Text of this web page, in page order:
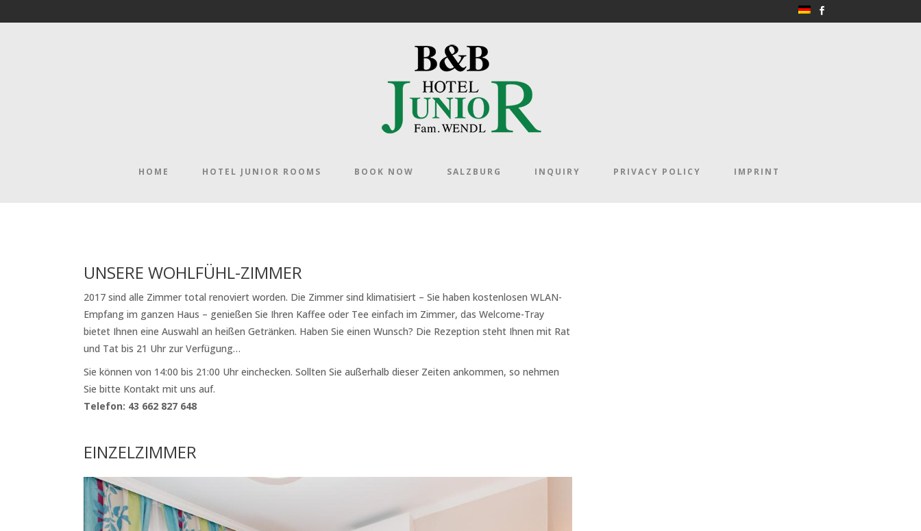
HOME HOTEL JUNIOR ROOMS BOOK NOW SALZBURG INQUIRY PRIVACY POLICY IMPRINT
UNSERE WOHLFÜHL-ZIMMER
2017 sind alle Zimmer total renoviert worden. Die Zimmer sind klimatisiert – Sie haben kostenlosen WLAN-
Empfang im ganzen Haus – genießen Sie Ihren Kaffee oder Tee einfach im Zimmer, das Welcome-Tray
bietet Ihnen eine Auswahl an heißen Getränken. Haben Sie einen Wunsch? Die Rezeption steht Ihnen mit Rat
und Tat bis 21 Uhr zur Verfügung…
Sie können von 14:00 bis 21:00 Uhr einchecken. Sollten Sie außerhalb dieser Zeiten ankommen, so nehmen
Sie bitte Kontakt mit uns auf.
Telefon: 43 662 827 648
EINZELZIMMER